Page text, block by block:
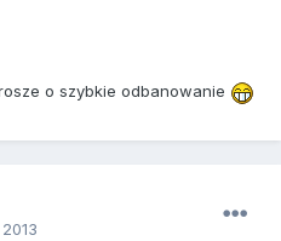
o szybkie odbanowanie